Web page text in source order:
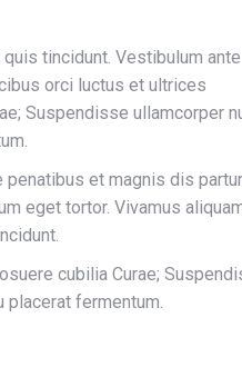
tincidunt. Vestibulum ante
orci luctus et ultrices
Suspendisse ullamcorper
penatibus et magnis dis
eget tortor. Vivamus
cubilia Curae;
placerat fermentum.